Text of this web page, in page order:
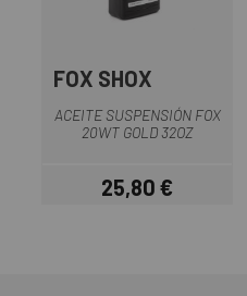
FOX SHOX
ACEITE SUSPENSIÓN FOX
20WT GOLD 32OZ
Precio
25,80 €